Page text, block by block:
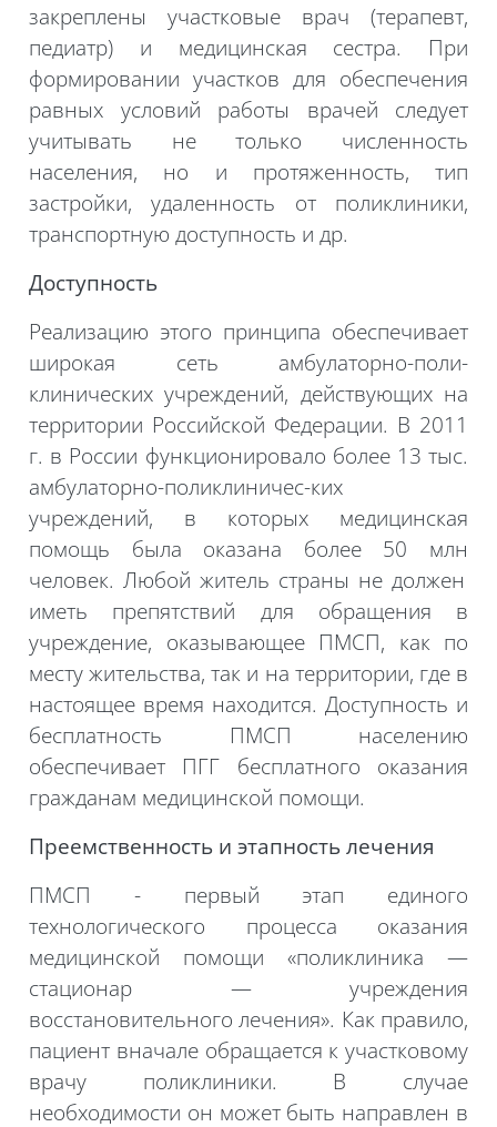
закреплены участковые врач (терапевт,
педиатр) и медицинская сестра. При
формировании участков для обеспечения
равных условий работы врачей следует
учитывать не только численность
населения, но и протяженность, тип
застройки, удаленность от поликлиники,
транспортную доступность и др.
Доступность
Реализацию этого принципа обеспечивает
широкая сеть амбулаторно-поли-
клинических учреждений, действующих на
территории Российской Федерации. В 2011
г. в России функционировало более 13 тыс.
амбулаторно-поликлиничес-ких
учреждений, в которых медицинская
помощь была оказана более 50 млн
человек. Любой житель страны не должен
иметь препятствий для обращения в
учреждение, оказывающее ПМСП, как по
месту жительства, так и на территории, где в
настоящее время находится. Доступность и
бесплатность ПМСП населению
обеспечивает ПГГ бесплатного оказания
гражданам медицинской помощи.
Преемственность и этапность лечения
ПМСП - первый этап единого
технологического процесса оказания
медицинской помощи «поликлиника —
стационар — учреждения
восстановительного лечения». Как правило,
пациент вначале обращается к участковому
врачу поликлиники. В случае
необходимости он может быть направлен в